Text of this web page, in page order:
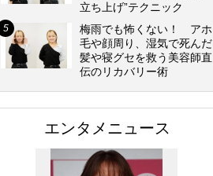
立ち上げ”テクニック
梅雨でも怖くない！ アホ
毛や顔周り、湿気で死んだ
髪や寝グセを救う美容師直
伝のリカバリー術
エンタメニュース